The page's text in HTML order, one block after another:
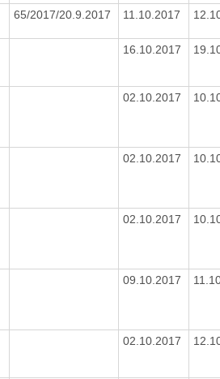
65/2017/20.9.2017 11.10.2017
16.10.2017
02.10.2017
02.10.2017
02.10.2017
09.10.2017
02.10.2017